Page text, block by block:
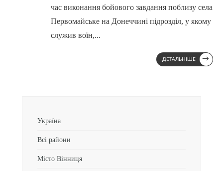
час виконання бойового завдання поблизу села
Первомайське на Донеччині підрозділ, у якому
служив воїн,...
ДЕТАЛЬНІШЕ →
Україна
Всі райони
Місто Вінниця